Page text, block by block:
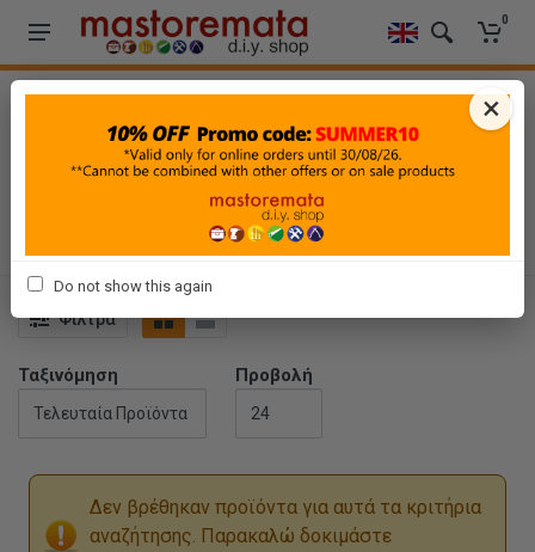
0
POWER TOOLS OFFERS - ΜΗΧΑΝΗΜΑΤΑ ΚΗΠΟΥ
ΑΝΤΛΙΕΣ ΝΕΡΟΥ
ΑΝΤΛΙΕΣ ΝΕΡΟΥ
Φίλτρα
Ταξινόμηση Προβολή
Δεν βρέθηκαν προϊόντα για αυτά τα κριτήρια
αναζήτησης. Παρακαλώ δοκιμάστε
×
Do not show this again